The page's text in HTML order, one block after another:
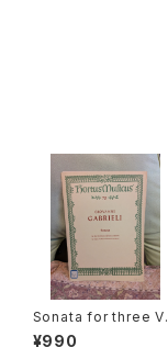
Sonata for three Vi
olins and Basso co
ntinuo【著者：GABRIE
¥990